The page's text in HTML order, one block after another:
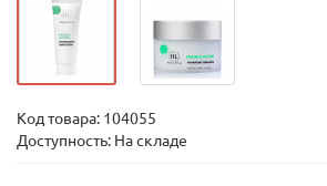
Код товара: 104055
Доступность: На складе